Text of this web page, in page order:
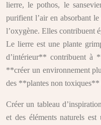
lierre, le pothos, le
purifient l’air en absorbant
l’oxygène. Elles contribuent
Le lierre est une plante
d’intérieur** contribuent à
**créer un environnement
des **plantes non
Créer un tableau
et des éléments naturels